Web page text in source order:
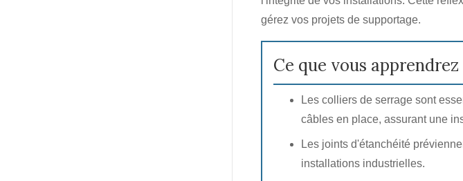
gérez vos projets de supportage.
Ce que vous apprendrez
Les colliers de serrage sont
câbles en place, assurant une
Les joints d'étanchéité
installations industrielles.